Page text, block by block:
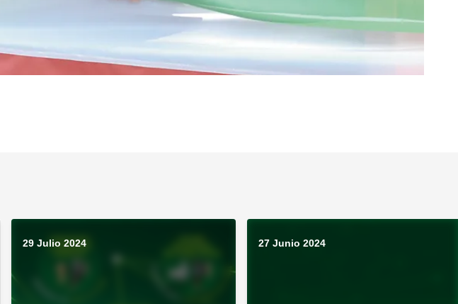
29 Julio 2024 27 Junio 2024